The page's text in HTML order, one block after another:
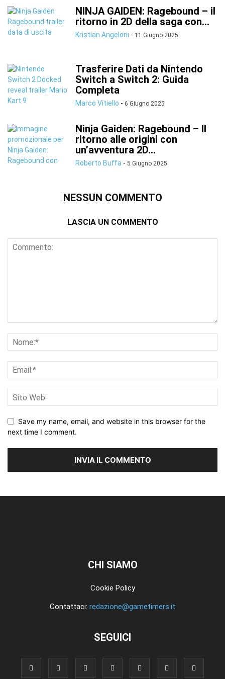
NINJA GAIDEN: Ragebound – il
ritorno in 2D della saga con...
Kristian Angeloni - 11 Giugno 2025
Trasferire Dati da Nintendo
Switch a Switch 2: Guida
Completa
Marco Vitiello - 6 Giugno 2025
Ninja Gaiden: Ragebound – Il
ritorno alle origini con
un’avventura 2D...
Roberto Buffa - 5 Giugno 2025
NESSUN COMMENTO
LASCIA UN COMMENTO
Save my name, email, and website in this browser for the
next time I comment.
CHI SIAMO
Cookie Policy
Contattaci: redazione@gametimers.it
SEGUICI